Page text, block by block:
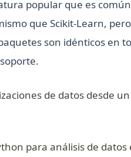
popular que es
que Scikit-Learn,
son idénticos en
de datos desde
para análisis de